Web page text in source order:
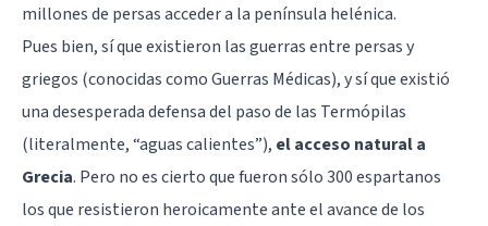
millones de persas acceder a la península helénica.
Pues bien, sí que existieron las guerras entre persas y
griegos (conocidas como Guerras Médicas), y sí que existió
una desesperada defensa del paso de las Termópilas
(literalmente, “aguas calientes”), el acceso natural a
Grecia. Pero no es cierto que fueron sólo 300 espartanos
los que resistieron heroicamente ante el avance de los